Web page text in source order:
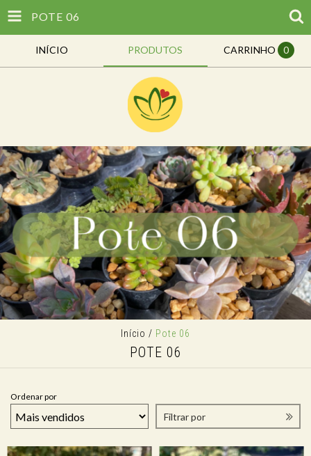
POTE 06
INÍCIO PRODUTOS CARRINHO 0
Início / Pote 06
POTE 06
Ordenar por
Filtrar por